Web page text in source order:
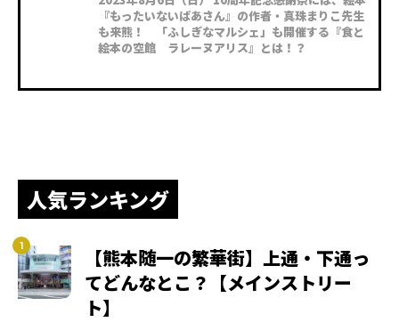
『もったいないばあさん』の作者・真珠まりこ先生
も来熊！ 「ふしぎなマルシェ」も開催する『食と
絵本の空館 ラレーヌアリス』とは！？
人気ランキング
【熊本随一の繁華街】上通・下通っ
てどんなとこ？【メインストリー
ト】